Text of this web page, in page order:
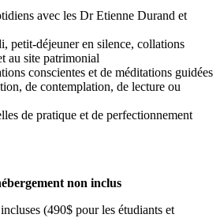
avec les Dr Etienne Durand et
petit-déjeuner en silence, collations
au site patrimonial
conscientes et de méditations guidées
de contemplation, de lecture ou
de pratique et de perfectionnement
non inclus
(490$ pour les étudiants et